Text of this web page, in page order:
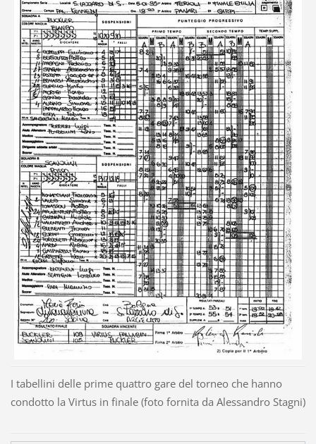
I tabellini delle prime quattro gare del torneo che hanno
condotto la Virtus in finale (foto fornita da Alessandro Stagni)